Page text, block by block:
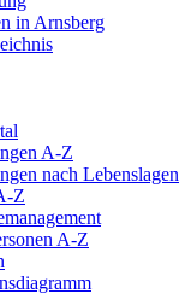
in Arnsberg
A-Z
nach Lebenslagen
Z
A-Z